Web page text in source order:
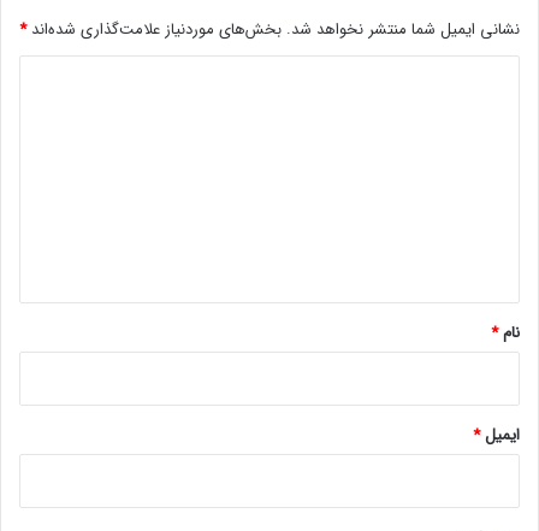
نشانی ایمیل شما منتشر نخواهد شد. بخش‌های موردنیاز علامت‌گذاری شده‌اند*
نام*
ایمیل*